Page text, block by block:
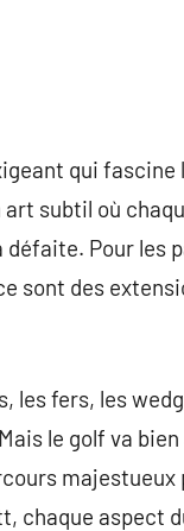
qui fascine
subtil où
Pour les
sont des
les fers, les
le golf va
majestueux
chaque aspect